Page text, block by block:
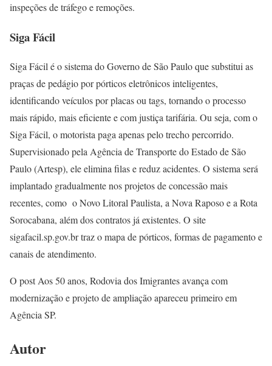
inspeções de tráfego e remoções.
Siga Fácil
Siga Fácil é o sistema do Governo de São Paulo que substitui as
praças de pedágio por pórticos eletrônicos inteligentes,
identificando veículos por placas ou tags, tornando o processo
mais rápido, mais eficiente e com justiça tarifária. Ou seja, com o
Siga Fácil, o motorista paga apenas pelo trecho percorrido.
Supervisionado pela Agência de Transporte do Estado de São
Paulo (Artesp), ele elimina filas e reduz acidentes. O sistema será
implantado gradualmente nos projetos de concessão mais
recentes, como o Novo Litoral Paulista, a Nova Raposo e a Rota
Sorocabana, além dos contratos já existentes. O site
sigafacil.sp.gov.br traz o mapa de pórticos, formas de pagamento e
canais de atendimento.
O post Aos 50 anos, Rodovia dos Imigrantes avança com
modernização e projeto de ampliação apareceu primeiro em
Agência SP.
Autor